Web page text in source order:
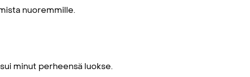
nuoremmille.
minut perheensä luokse.